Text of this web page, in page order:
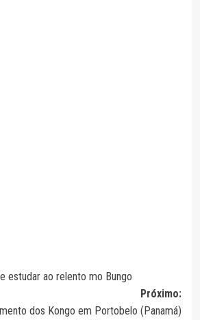
estudar ao relento mo Bungo
Próximo:
dos Kongo em Portobelo (Panamá)